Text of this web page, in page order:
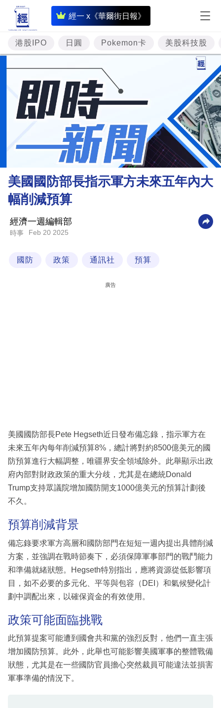
經一 x《華爾街日報》
即
時
財
經
專
題
投
資
樓
市
財
商
業
科
區
港股IPO 日圓 Pokemon卡 美股科技股
美國國防部長指示軍方未來五年內大
幅削減預算
經濟一週編輯部
時事 Feb 20 2025
國防 政策 通訊社 預算
廣告
美國國防部長Pete Hegseth近日發布備忘錄，指示軍方在
未來五年內每年削減預算8%，總計將對約8500億美元的國
防預算進行大幅調整，唯疆界安全領域除外。此舉顯示出政
府內部對財政政策的重大分歧，尤其是在總統Donald
Trump支持眾議院增加國防開支1000億美元的預算計劃後
不久。
預算削減背景
備忘錄要求軍方高層和國防部門在短短一週內提出具體削減
方案，並強調在戰時節奏下，必須保障軍事部門的戰鬥能力
和準備就緒狀態。Hegseth特別指出，應將資源從低影響項
目，如不必要的多元化、平等與包容（DEI）和氣候變化計
劃中調配出來，以確保資金的有效使用。
政策可能面臨挑戰
此預算提案可能遭到國會共和黨的強烈反對，他們一直主張
增加國防預算。此外，此舉也可能影響美國軍事的整體戰備
狀態，尤其是在一些國防官員擔心突然裁員可能違法並損害
軍事準備的情況下。